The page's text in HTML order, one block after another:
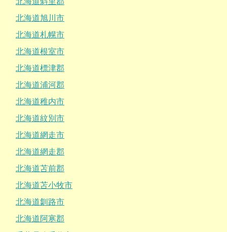
北海道旭川市
北海道札幌市
北海道根室市
北海道標津郡
北海道浦河郡
北海道稚内市
北海道紋別市
北海道網走市
北海道網走郡
北海道苫前郡
北海道苫小牧市
北海道釧路市
北海道阿寒郡